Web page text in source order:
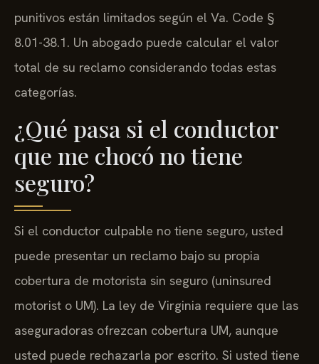
punitivos están limitados según el Va. Code §
8.01-38.1. Un abogado puede calcular el valor
total de su reclamo considerando todas estas
categorías.
¿Qué pasa si el conductor
que me chocó no tiene
seguro?
Si el conductor culpable no tiene seguro, usted
puede presentar un reclamo bajo su propia
cobertura de motorista sin seguro (uninsured
motorist o UM). La ley de Virginia requiere que las
aseguradoras ofrezcan cobertura UM, aunque
usted puede rechazarla por escrito. Si usted tiene